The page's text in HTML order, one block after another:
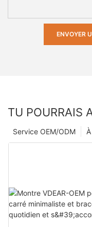
ENVOYER
TU POURRAIS
Service OEM/ODM